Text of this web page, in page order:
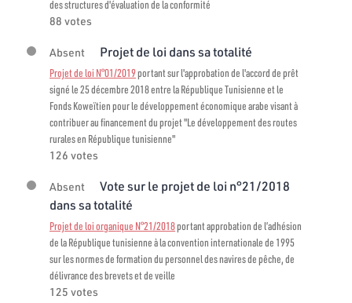
des structures d'évaluation de la conformité
88 votes
Absent Projet de loi dans sa totalité
Projet de loi N°01/2019portant sur l'approbation de l'accord de prêt
signé le 25 décembre 2018 entre la République Tunisienne et le
Fonds Koweïtien pour le développement économique arabe visant à
contribuer au financement du projet "Le développement des routes
rurales en République tunisienne"
126 votes
Absent
Vote sur le projet de loi n°21/2018
dans sa totalité
Projet de loi organique N°21/2018portant approbation de l’adhésion
de la République tunisienne à la convention internationale de 1995
sur les normes de formation du personnel des navires de pêche, de
délivrance des brevets et de veille
125 votes